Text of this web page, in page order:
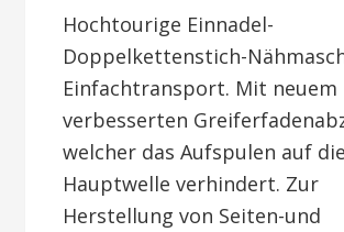
Hochtourige Einnadel-
Doppelkettenstich-
Einfachtransport. Mit neuem
verbesserten
welcher das Aufspulen auf die
Hauptwelle verhindert. Zur
Herstellung von Seiten-und